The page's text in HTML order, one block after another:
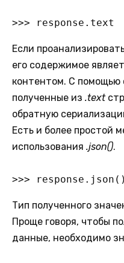
>>> response.text
Если
его содержимое
контентом. С помощью
полученные из .text
обратную
Есть и более простой
использования .json().
>>> response.json()
Тип полученного
Проще говоря, чтобы
данные, необходимо